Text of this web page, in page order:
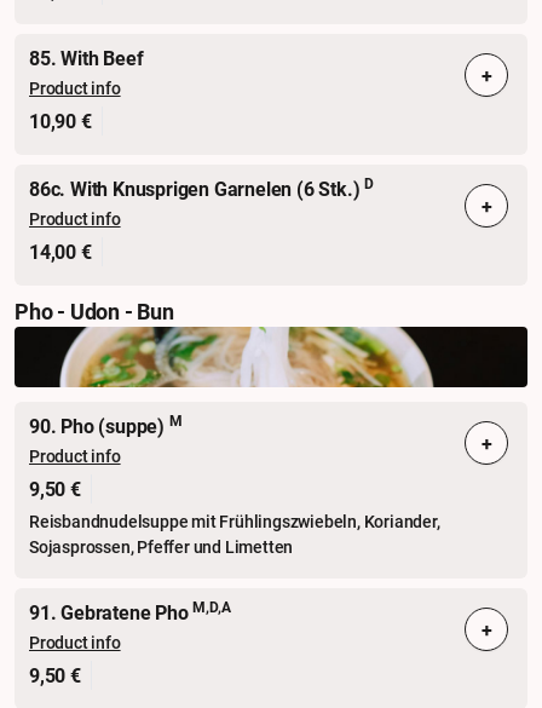
85. With Beef
Product info
10,90 €
+
86c. With Knusprigen Garnelen (6 Stk.)D
Product info
14,00 €
+
Pho - Udon - Bun
90. Pho (suppe) M
Product info
9,50 €
Reisbandnudelsuppe mit Frühlingszwiebeln, Koriander,
Sojasprossen, Pfeffer und Limetten
+
91. Gebratene PhoM,D,A
Product info
9,50 €
+